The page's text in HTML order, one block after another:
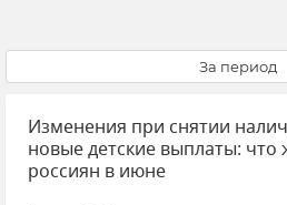
За период
Изменения при снятии
новые детские выплаты: что
россиян в июне